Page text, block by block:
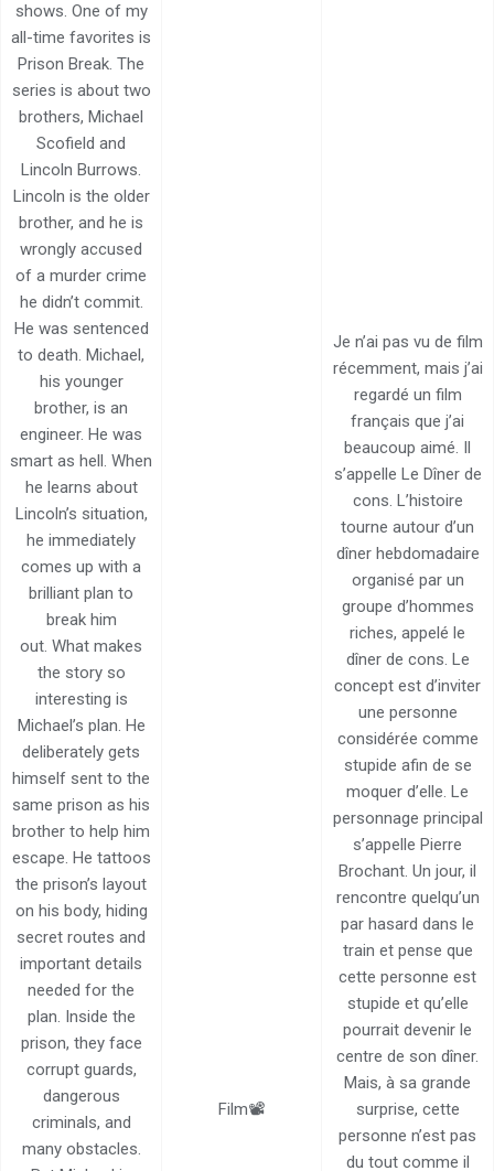
shows. One of my
all-time favorites is
Prison Break. The
series is about two
brothers, Michael
Scofield and
Lincoln Burrows.
Lincoln is the older
brother, and he is
wrongly accused
of a murder crime
he didn’t commit.
He was sentenced
to death. Michael,
his younger
brother, is an
engineer. He was
smart as hell. When
he learns about
Lincoln’s situation,
he immediately
comes up with a
brilliant plan to
break him
out. What makes
the story so
interesting is
Michael’s plan. He
deliberately gets
himself sent to the
same prison as his
brother to help him
escape. He tattoos
the prison’s layout
on his body, hiding
secret routes and
important details
needed for the
plan. Inside the
prison, they face
corrupt guards,
dangerous
criminals, and
many obstacles.
Film📽️
Je n’ai pas vu de film
récemment, mais j’ai
regardé un film
français que j’ai
beaucoup aimé. Il
s’appelle Le Dîner de
cons. L’histoire
tourne autour d’un
dîner hebdomadaire
organisé par un
groupe d’hommes
riches, appelé le
dîner de cons. Le
concept est d’inviter
une personne
considérée comme
stupide afin de se
moquer d’elle. Le
personnage principal
s’appelle Pierre
Brochant. Un jour, il
rencontre quelqu’un
par hasard dans le
train et pense que
cette personne est
stupide et qu’elle
pourrait devenir le
centre de son dîner.
Mais, à sa grande
surprise, cette
personne n’est pas
du tout comme il